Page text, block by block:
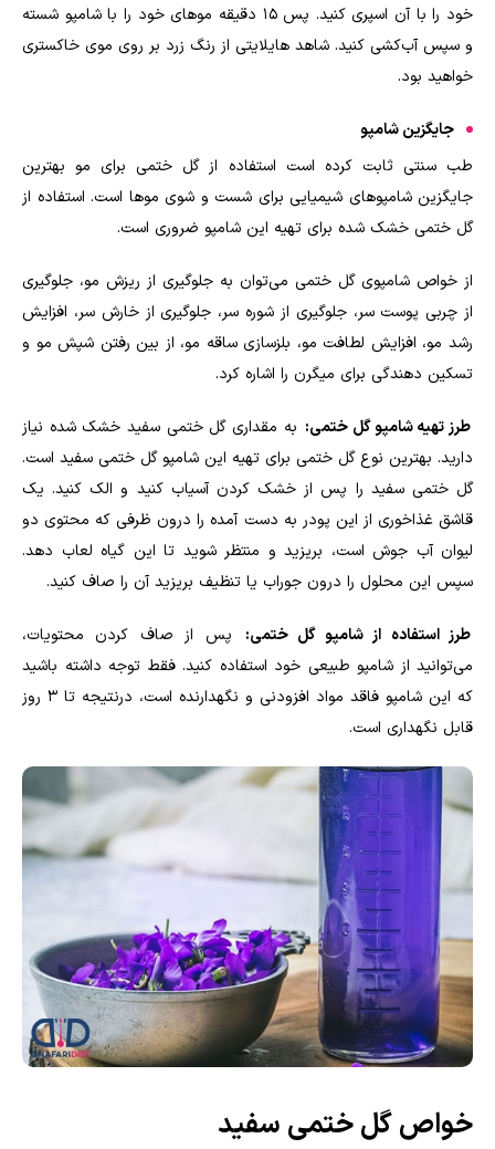
خود را با آن اسپری کنید. پس ۱۵ دقیقه موهای خود را با شامپو شسته
و سپس آب‌کشی کنید. شاهد هایلایتی از رنگ زرد بر روی موی خاکستری
خواهید بود.
جایگزین شامپو
طب سنتی ثابت کرده است استفاده از گل ختمی برای مو بهترین
جایگزین شامپوهای شیمیایی برای شست و شوی موها است. استفاده از
گل ختمی خشک شده برای تهیه این شامپو ضروری است.
از خواص شامپوی گل ختمی می‌توان به جلوگیری از ریزش مو، جلوگیری
از چربی پوست سر، جلوگیری از شوره سر، جلوگیری از خارش سر، افزایش
رشد مو، افزایش لطافت مو، بلزسازی ساقه مو، از بین رفتن شپش مو و
تسکین دهندگی برای میگرن را اشاره کرد.
طرز تهیه شامپو گل ختمی: به مقداری گل ختمی سفید خشک شده نیاز
دارید. بهترین نوع گل ختمی برای تهیه این شامپو گل ختمی سفید است.
گل ختمی سفید را پس از خشک کردن آسیاب کنید و الک کنید. یک
قاشق غذاخوری از این پودر به دست آمده را درون ظرفی که محتوی دو
لیوان آب جوش است، بریزید و منتظر شوید تا این گیاه لعاب دهد.
سپس این محلول را درون جوراب یا تنظیف بریزید آن را صاف کنید.
طرز استفاده از شامپو گل ختمی:
پس از صاف کردن محتویات،
می‌توانید از شامپو طبیعی خود استفاده کنید. فقط توجه داشته باشید
که این شامپو فاقد مواد افزودنی و نگهدارنده است، درنتیجه تا ۳ روز
قابل نگهداری است.
خواص گل ختمی سفید